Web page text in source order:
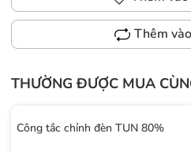
Thêm
THƯỜNG ĐƯỢC MUA
Công tắc chỉnh đèn TUN 80%